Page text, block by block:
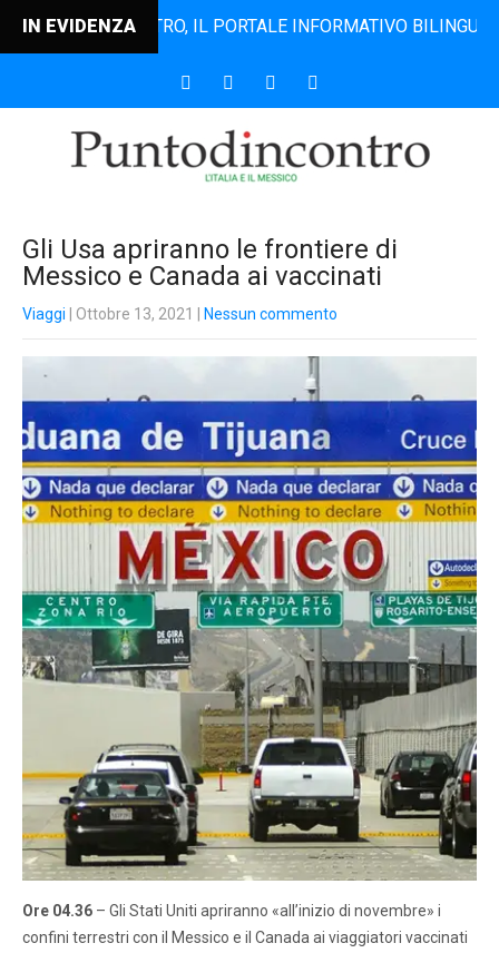
IN EVIDENZA IL PORTALE INFORMATIVO BILINGUE
Gli Usa apriranno le frontiere di
Messico e Canada ai vaccinati
Viaggi | Ottobre 13, 2021 Nessun commento
Ore 04.36 – Gli Stati Uniti apriranno «all’inizio di novembre» i
confini terrestri con il Messico e il Canada ai viaggiatori vaccinati